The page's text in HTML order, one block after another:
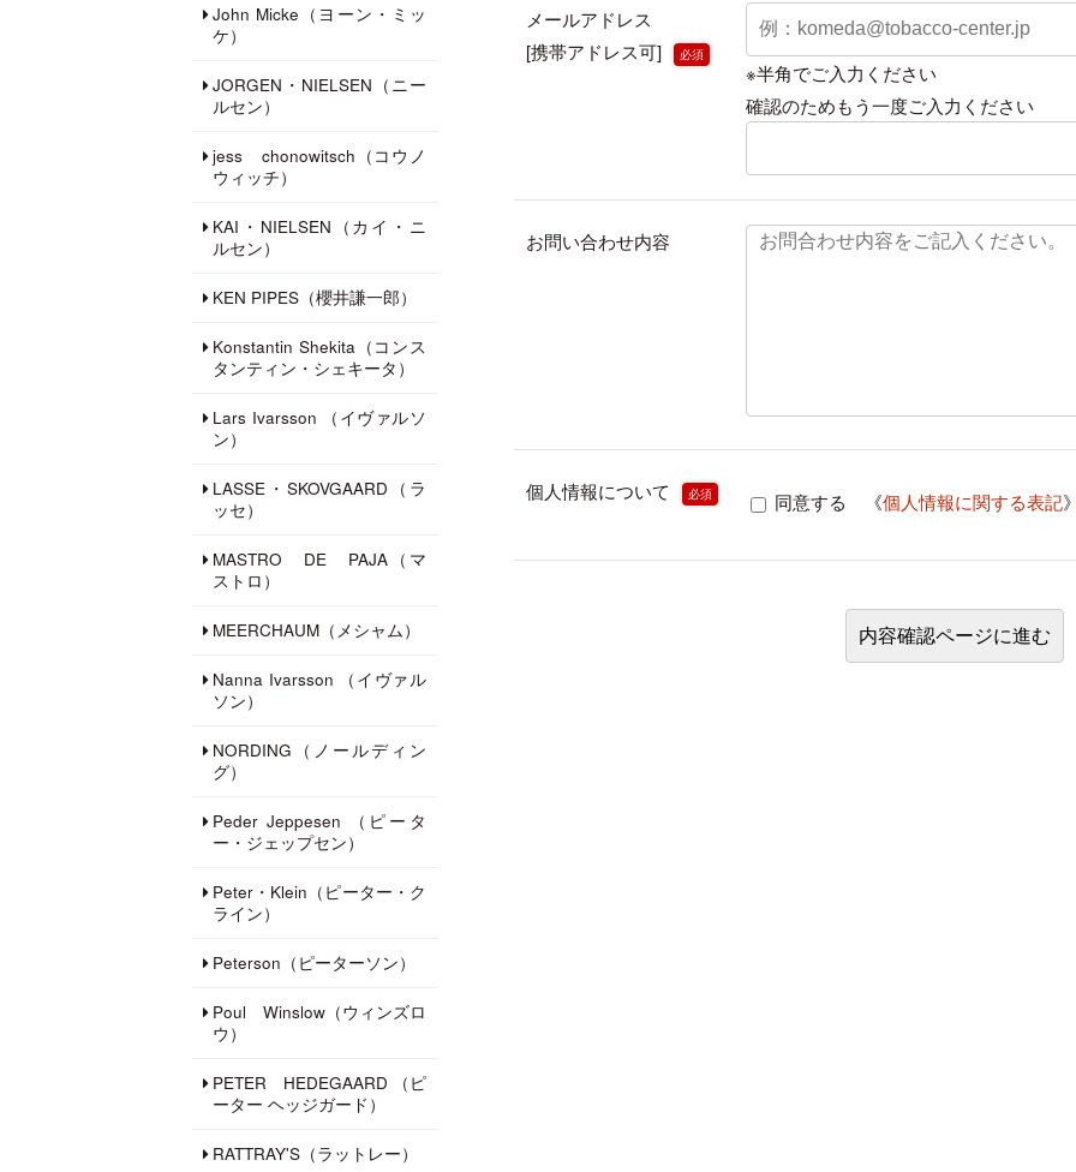
メールアドレス
[携帯アドレス可]
必須
※半角でご入力ください
確認のためもう一度ご入力ください
お問い合わせ内容
個人情報について 必須 同意する 《個人情報に関する表記
John Micke（ヨーン・ミッ
ケ）
JORGEN・NIELSEN（ニー
ルセン）
jess chonowitsch（コウノ
ウィッチ）
KAI・NIELSEN（カイ・ニ
ルセン）
KEN PIPES（櫻井謙一郎）
Konstantin Shekita（コンス
タンティン・シェキータ）
Lars Ivarsson （イヴァルソ
ン）
LASSE・SKOVGAARD（ラ
ッセ）
MASTRO DE PAJA（マ
ストロ）
MEERCHAUM（メシャム）
Nanna Ivarsson （イヴァル
ソン）
NORDING（ノールディン
グ）
Peder Jeppesen （ピータ
ー・ジェップセン）
Peter・Klein（ピーター・ク
ライン）
Peterson（ピーターソン）
Poul Winslow（ウィンズロ
ウ）
PETER HEDEGAARD （ピ
ーター ヘッジガード）
RATTRAY'S（ラットレー）